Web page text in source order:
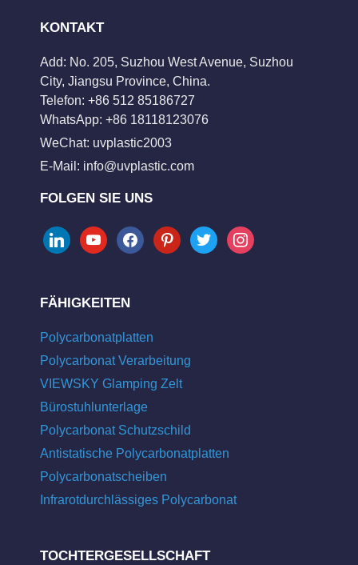
KONTAKT
Add: No. 205, Suzhou West Avenue, Suzhou
City, Jiangsu Province, China.
Telefon: +86 512 85186727
WhatsApp: +86 18118123076
WeChat: uvplastic2003
E-Mail: info@uvplastic.com
FOLGEN SIE UNS
linkedinyoutubefacebookpinteresttwitter instagram
FÄHIGKEITEN
Polycarbonatplatten
Polycarbonat Verarbeitung
VIEWSKY Glamping Zelt
Bürostuhlunterlage
Polycarbonat Schutzschild
Antistatische Polycarbonatplatten
Polycarbonatscheiben
Infrarotdurchlässiges Polycarbonat
TOCHTERGESELLSCHAFT